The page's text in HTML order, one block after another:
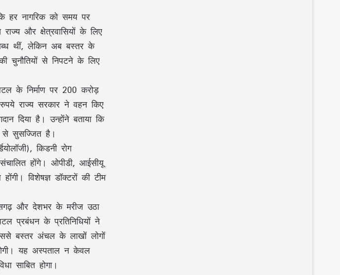
हर नागरिक को समय पर
और क्षेत्रवासियों के लिए
थीं, लेकिन अब बस्तर के
चुनौतियों से निपटने के लिए
के निर्माण पर 200 करोड़
राज्य सरकार ने वहन किए
दिया है। उन्होंने बताया कि
सुसज्जित है।
किडनी रोग
संचालित होंगे। ओपीडी, आईसीयू
विशेषज्ञ डॉक्टरों की टीम
और देशभर के मरीज उठा
प्रबंधन के प्रतिनिधियों ने
बस्तर अंचल के लाखों लोगों
यह अस्पताल न केवल
साबित होगा।